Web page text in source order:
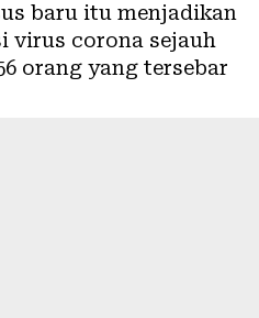
baru itu menjadikan
virus corona sejauh
orang yang tersebar